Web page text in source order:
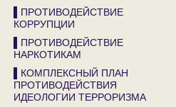
▌ПРОТИВОДЕЙСТВИЕ
КОРРУПЦИИ
▌ПРОТИВОДЕЙСТВИЕ
НАРКОТИКАМ
▌КОМПЛЕКСНЫЙ ПЛАН
ПРОТИВОДЕЙСТВИЯ
ИДЕОЛОГИИ ТЕРРОРИЗМА